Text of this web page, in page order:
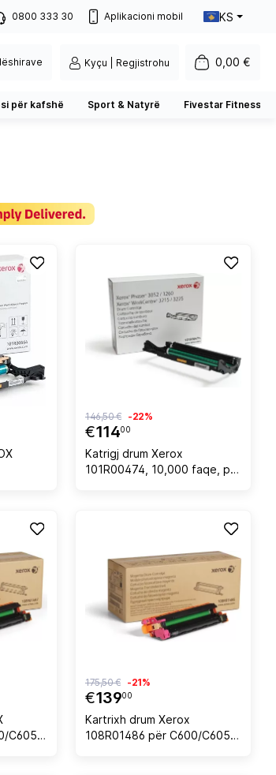
0800 333 30 Aplikacioni mobil KS
Kyçu | Regjistrohu 0,00 €
për kafshë Sport & Natyrë Fivestar Fitness
€11400
146,50 € -22%
Katrigj drum Xerox
101R00474, 10,000 faqe, për
C605
€13900
175,50 € -21%
Kartrixh drum Xerox
108R01486 për C600/C605,